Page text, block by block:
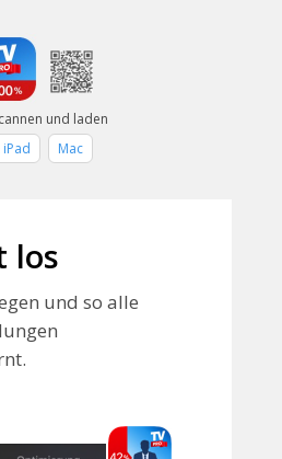
und laden
Mac
los
und so alle